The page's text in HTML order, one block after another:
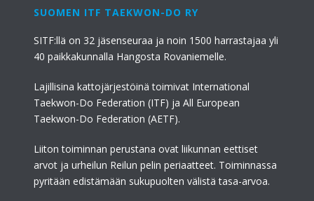
SUOMEN ITF TAEKWON-DO RY
SITF:llä on 32 jäsenseuraa ja noin 1500 harrastajaa yli
40 paikkakunnalla Hangosta Rovaniemelle.
Lajillisina kattojärjestöinä toimivat International
Taekwon-Do Federation (ITF) ja All European
Taekwon-Do Federation (AETF).
Liiton toiminnan perustana ovat liikunnan eettiset
arvot ja urheilun Reilun pelin periaatteet. Toiminnassa
pyritään edistämään sukupuolten välistä tasa-arvoa.